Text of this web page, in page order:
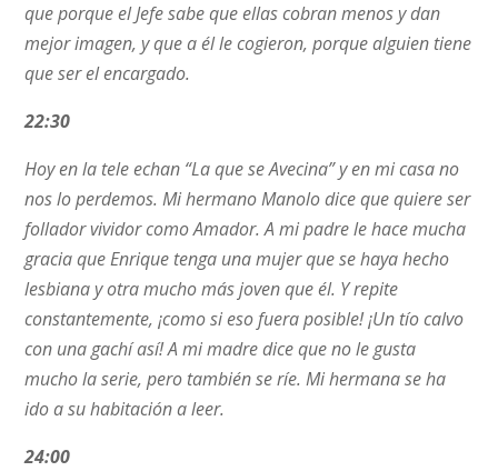
que porque el Jefe sabe que ellas cobran menos y dan
mejor imagen, y que a él le cogieron, porque alguien tiene
que ser el encargado.
22:30
Hoy en la tele echan “La que se Avecina” y en mi casa no
nos lo perdemos. Mi hermano Manolo dice que quiere ser
follador vividor como Amador. A mi padre le hace mucha
gracia que Enrique tenga una mujer que se haya hecho
lesbiana y otra mucho más joven que él. Y repite
constantemente, ¡como si eso fuera posible! ¡Un tío calvo
con una gachí así! A mi madre dice que no le gusta
mucho la serie, pero también se ríe. Mi hermana se ha
ido a su habitación a leer.
24:00